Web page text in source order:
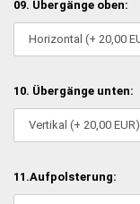
09. Übergänge oben:
10. Übergänge unten:
11.Aufpolsterung: